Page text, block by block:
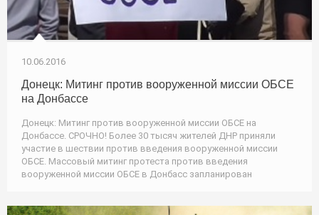
10.06.2016
Донецк: Митинг против вооруженной миссии ОБСЕ
на Донбассе
Донецк: Митинг против вооруженной миссии ОБСЕ на
Донбассе. СРОЧНО! Более 30 тысяч жителей ДНР приняли
участие в шествии против введения вооруженной миссии
ОБСЕ. Массовый митинг протеста против введения
вооруженной миссии ОБСЕ в Донбасс запланирован